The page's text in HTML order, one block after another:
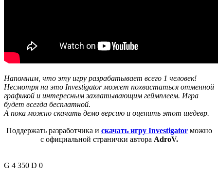
Напомним, что эту игру разрабатывает всего 1 человек!
Несмотря на это Investigator может похвастаться отменной
графикой и интересным захватывающим геймплеем. Игра
будет всегда бесплатной.
А пока можно скачать демо версию и оценить этот шедевр.
Поддержать разработчика и скачать игру Investigatorможно
с официальной странички автора AdroV.
G 4 350 D 0